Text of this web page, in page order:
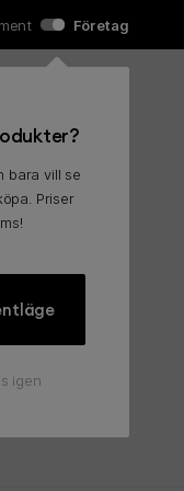
Företag
bara vill se
Priser
igen